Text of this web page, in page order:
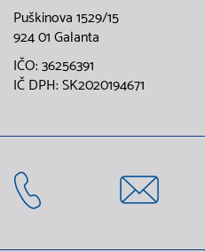
Puškinova 1529/15
924 01 Galanta
IČO: 36256391
IČ DPH: SK2020194671